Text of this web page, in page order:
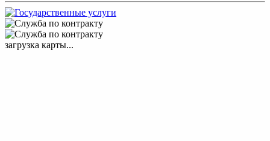
загрузка карты...